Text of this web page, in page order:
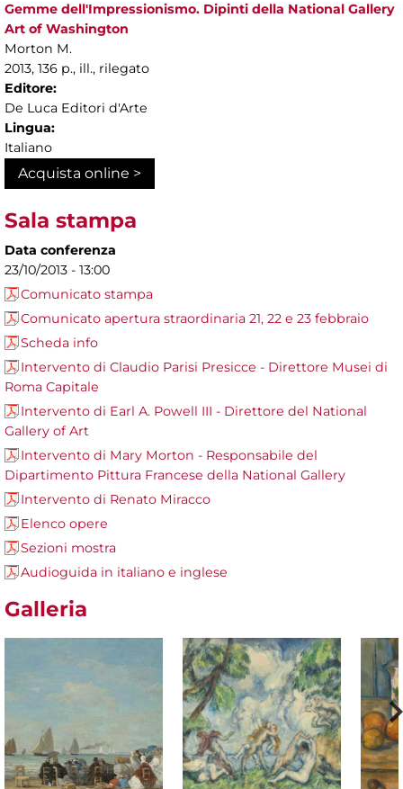
Gemme dell'Impressionismo. Dipinti della National Gallery
Art of Washington
Morton M.
2013, 136 p., ill., rilegato
Editore:
De Luca Editori d'Arte
Lingua:
Italiano
Acquista online >
Sala stampa
Data conferenza
23/10/2013 - 13:00
Comunicato stampa
Comunicato apertura straordinaria 21, 22 e 23 febbraio
Scheda info
Intervento di Claudio Parisi Presicce - Direttore Musei di
Roma Capitale
Intervento di Earl A. Powell III - Direttore del National
Gallery of Art
Intervento di Mary Morton - Responsabile del
Dipartimento Pittura Francese della National Gallery
Intervento di Renato Miracco
Elenco opere
Sezioni mostra
Audioguida in italiano e inglese
Galleria